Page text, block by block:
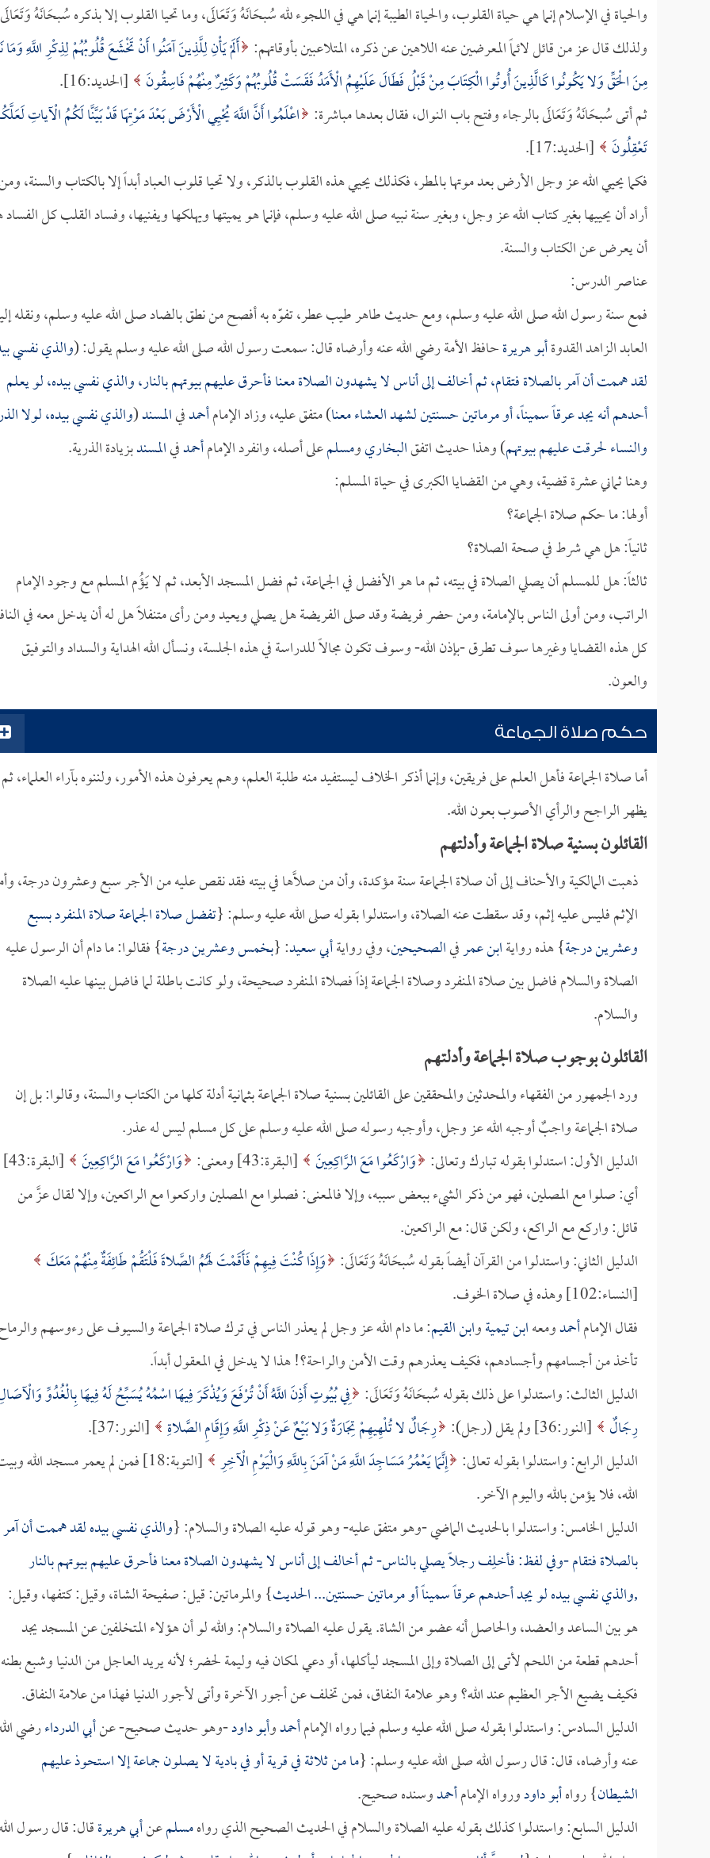
والحياة في الإسلام إنما هي حياة القلوب، والحياة الطيبة إنما هي في اللجوء لله سُبحَانَهُ وَتَعَالَى، وما تحيا القلوب إلا بذكره سُبحَانَهُ
ولذلك قال عز من قائل لائماً المعرضين عنه اللاهين عن ذكره، المتلاعبين بأوقاتهم: أَلَمْ يَأْنِ لِلَّذِينَ آمَنُوا أَنْ تَخْشَعَ قُلُوبُهُمْ لِذِكْرِ اللَّهِ
مِنَ الْحَقِّ وَلا يَكُونُوا كَالَّذِينَ أُوتُوا الْكِتَابَ مِنْ قَبْلُ فَطَالَ عَلَيْهِمُ الْأَمَدُ فَقَسَتْ قُلُوبُهُمْ وَكَثِيرٌ مِنْهُمْ فَاسِقُونَ
[الحديد:16].
ثم أتى سُبحَانَهُ وَتَعَالَى بالرجاء وفتح باب النوال، فقال بعدها مباشرة: اعْلَمُوا أَنَّ اللَّهَ يُحْيِي الْأَرْضَ بَعْدَ مَوْتِهَا قَدْ بَيَّنَّا لَكُمُ الْآياتِ
تَعْقِلُونَ
[الحديد:17].
فكما يحيي الله عز وجل الأرض بعد موتها بالمطر، فكذلك يحيي هذه القلوب بالذكر، ولا تحيا قلوب العباد أبداً إلا بالكتاب والسنة،
أراد أن يحييها بغير كتاب الله عز وجل، وبغير سنة نبيه صلى الله عليه وسلم، فإنما هو يميتها ويهلكها ويفنيها، وفساد القلب كل
أن يعرض عن الكتاب والسنة.
عناصر الدرس:
فمع سنة رسول الله صلى الله عليه وسلم، ومع حديث طاهر طيب عطر، تفوّه به أفصح من نطق بالضاد صلى الله عليه وسلم، ونقله
العابد الزاهد القدوةأبو هريرةحافظ الأمة رضي الله عنه وأرضاه قال: سمعت رسول الله صلى الله عليه وسلم يقول: (والذي نفسي
لقد هممت أن آمر بالصلاة فتقام، ثم أخالف إلى أناس لا يشهدون الصلاة معنا فأحرق عليهم بيوتهم بالنار، والذي نفسي بيده، لو يعلم
أحدهم أنه يجد عرقاً سميناً، أو مرماتين حسنتين لشهد العشاء معنا) متفق عليه، وزاد الإمامأحمدفيالمسند(والذي نفسي بيده، لولا
والنساء لحرقت عليهم بيوتهم) وهذا حديث اتفقالبخاريومسلمعلى أصله، وانفرد الإمامأحمدفيالمسندبزيادة الذرية.
وهنا ثماني عشرة قضية، وهي من القضايا الكبرى في حياة المسلم:
أولها: ما حكم صلاة الجماعة؟
ثانياً: هل هي شرط في صحة الصلاة؟
ثالثاً: هل للمسلم أن يصلي الصلاة في بيته، ثم ما هو الأفضل في الجماعة، ثم فضل المسجد الأبعد، ثم لا يَؤُم المسلم مع وجود الإمام
الراتب، ومن أولى الناس بالإمامة، ومن حضر فريضة وقد صلى الفريضة هل يصلي ويعيد ومن رأى متنفلاً هل له أن يدخل معه في
كل هذه القضايا وغيرها سوف تطرق -بإذن الله- وسوف تكون مجالاً للدراسة في هذه الجلسة، ونسأل الله الهداية والسداد والتوفيق
والعون.
حكم صلاة الجماعة
أما صلاة الجماعة فأهل العلم على فريقين، وإنما أذكر الخلاف ليستفيد منه طلبة العلم، وهم يعرفون هذه الأمور، ولننوه بآراء العلماء، ثم
يظهر الراجح والرأي الأصوب بعون الله.
القائلون بسنية صلاة الجماعة وأدلتهم
ذهبت المالكية والأحناف إلى أن صلاة الجماعة سنة مؤكدة، وأن من صلَّاها في بيته فقد نقص عليه من الأجر سبع وعشرون درجة،
الإثم فليس عليه إثم، وقد سقطت عنه الصلاة، واستدلوا بقوله صلى الله عليه وسلم: {تفضل صلاة الجماعة صلاة المنفرد بسبع
وعشرين درجة} هذه روايةابن عمرفيالصحيحين، وفي روايةأبي سعيد: {بخمس وعشرين درجة} فقالوا: ما دام أن الرسول عليه
الصلاة والسلام فاضل بين صلاة المنفرد وصلاة الجماعة إذاً فصلاة المنفرد صحيحة، ولو كانت باطلة لما فاضل بينها عليه الصلاة
والسلام.
القائلون بوجوب صلاة الجماعة وأدلتهم
ورد الجمهور من الفقهاء والمحدثين والمحققين على القائلين بسنية صلاة الجماعة بثمانية أدلة كلها من الكتاب والسنة، وقالوا: بل إن
صلاة الجماعة واجبٌ أوجبه الله عز وجل، وأوجبه رسوله صلى الله عليه وسلم على كل مسلم ليس له عذر.
الدليل الأول: استدلوا بقوله تبارك وتعالى: وَارْكَعُوا مَعَ الرَّاكِعِينَ [البقرة:43] ومعنى: وَارْكَعُوا مَعَ الرَّاكِعِينَ
[البقرة:43]
أي: صلوا مع المصلين، فهو من ذكر الشيء ببعض سببه، وإلا فالمعنى: فصلوا مع المصلين واركعوا مع الراكعين، وإلا لقال عزَّ من
قائل: واركع مع الراكع، ولكن قال: مع الراكعين.
الدليل الثاني: واستدلوا من القرآن أيضاً بقوله سُبحَانَهُ وَتَعَالَى: وَإِذَا كُنْتَ فِيهِمْ فَأَقَمْتَ لَهُمُ الصَّلاةَ فَلْتَقُمْ طَائِفَةٌ مِنْهُمْ مَعَكَ
[النساء:102] وهذه في صلاة الخوف.
فقال الإمامأحمدومعهابن تيميةوابن القيم: ما دام الله عز وجل لم يعذر الناس في ترك صلاة الجماعة والسيوف على رءوسهم
تأخذ من أجسامهم وأجسادهم، فكيف يعذرهم وقت الأمن والراحة؟! هذا لا يدخل في المعقول أبداً.
الدليل الثالث: واستدلوا على ذلك بقوله سُبحَانَهُ وَتَعَالَى: فِي بُيُوتٍ أَذِنَ اللَّهُ أَنْ تُرْفَعَ وَيُذْكَرَ فِيهَا اسْمُهُ يُسَبِّحُ لَهُ فِيهَا بِالْغُدُوِّ
رِجَالٌ
[النور:36] ولم يقل (رجل): رِجَالٌ لا تُلْهِيهِمْ تِجَارَةٌ وَلا بَيْعٌ عَنْ ذِكْرِ اللَّهِ وَإِقَامِ الصَّلاةِ [النور:37].
الدليل الرابع: واستدلوا بقوله تعالى: إِنَّمَا يَعْمُرُ مَسَاجِدَ اللَّهِ مَنْ آمَنَ بِاللَّهِ وَالْيَوْمِ الْآخِرِ
[التوبة:18] فمن لم يعمر مسجد الله
الله، فلا يؤمن بالله واليوم الآخر.
الدليل الخامس: واستدلوا بالحديث الماضي -وهو متفق عليه- وهو قوله عليه الصلاة والسلام: {والذي نفسي بيده لقد هممت أن آمر
بالصلاة فتقام -وفي لفظ: فأخلِف رجلاً يصلي بالناس- ثم أخالف إلى أناس لا يشهدون الصلاة معنا فأحرق عليهم بيوتهم بالنار
,والذي نفسي بيده لو يجد أحدهم عرقاً سميناً أو مرماتين حسنتين... الحديث} والمرماتين: قيل: صفيحة الشاة، وقيل: كتفها، وقيل:
هو بين الساعد والعضد، والحاصل أنه عضو من الشاة. يقول عليه الصلاة والسلام: والله لو أن هؤلاء المتخلفين عن المسجد يجد
أحدهم قطعة من اللحم لأتى إلى الصلاة وإلى المسجد ليأكلها، أو دعي لمكان فيه وليمة لحضر؛ لأنه يريد العاجل من الدنيا وشبع
فكيف يضيع الأجر العظيم عند الله؟ وهو علامة النفاق، فمن تخلف عن أجور الآخرة وأتى لأجور الدنيا فهذا من علامة النفاق.
الدليل السادس: واستدلوا بقوله صلى الله عليه وسلم فيما رواه الإمامأحمدوأبو داود-وهو حديث صحيح- عنأبي الدرداءرضي
عنه وأرضاه، قال: قال رسول الله صلى الله عليه وسلم: {ما من ثلاثة في قرية أو في بادية لا يصلون جماعة إلا استحوذ عليهم
الشيطان} رواهأبو داودورواه الإمامأحمدوسنده صحيح.
الدليل السابع: واستدلوا كذلك بقوله عليه الصلاة والسلام في الحديث الصحيح الذي رواهمسلمعنأبي هريرةقال: قال رسول